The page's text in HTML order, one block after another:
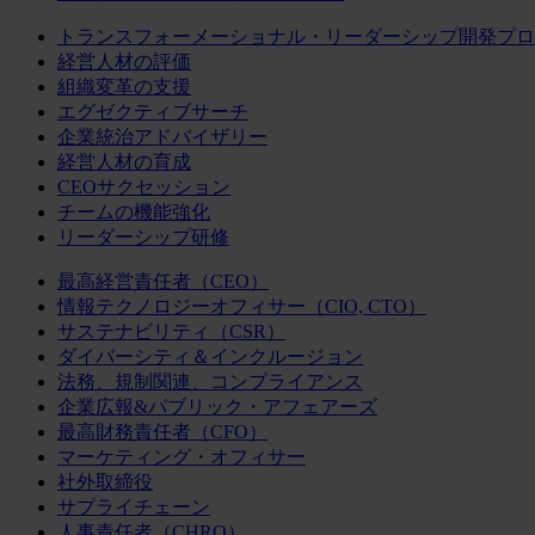
トランスフォーメーショナル・リーダーシップ開発プ
経営人材の評価
組織変革の支援
エグゼクティブサーチ
企業統治アドバイザリー
経営人材の育成
CEOサクセッション
チームの機能強化
リーダーシップ研修
最高経営責任者（CEO）
情報テクノロジーオフィサー（CIO, CTO）
サステナビリティ（CSR）
ダイバーシティ＆インクルージョン
法務、規制関連、コンプライアンス
企業広報&パブリック・アフェアーズ
最高財務責任者（CFO）
マーケティング・オフィサー
社外取締役
サプライチェーン